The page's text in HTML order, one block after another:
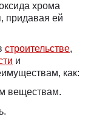
хрома
придавая ей
строительстве,
и
как:
веществам.